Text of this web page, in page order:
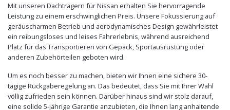
Mit unseren Dachträgern für Nissan erhalten Sie hervorragende
Leistung zu einem erschwinglichen Preis. Unsere Fokussierung auf
geräuscharmen Betrieb und aerodynamisches Design gewährleistet
ein reibungsloses und leises Fahrerlebnis, während ausreichend
Platz für das Transportieren von Gepäck, Sportausrüstung oder
anderen Zubehörteilen geboten wird.
Um es noch besser zu machen, bieten wir Ihnen eine sichere 30-
tägige Rückgaberegelung an. Das bedeutet, dass Sie mit Ihrer Wahl
völlig zufrieden sein können. Darüber hinaus sind wir stolz darauf,
eine solide 5-jährige Garantie anzubieten, die Ihnen lang anhaltende